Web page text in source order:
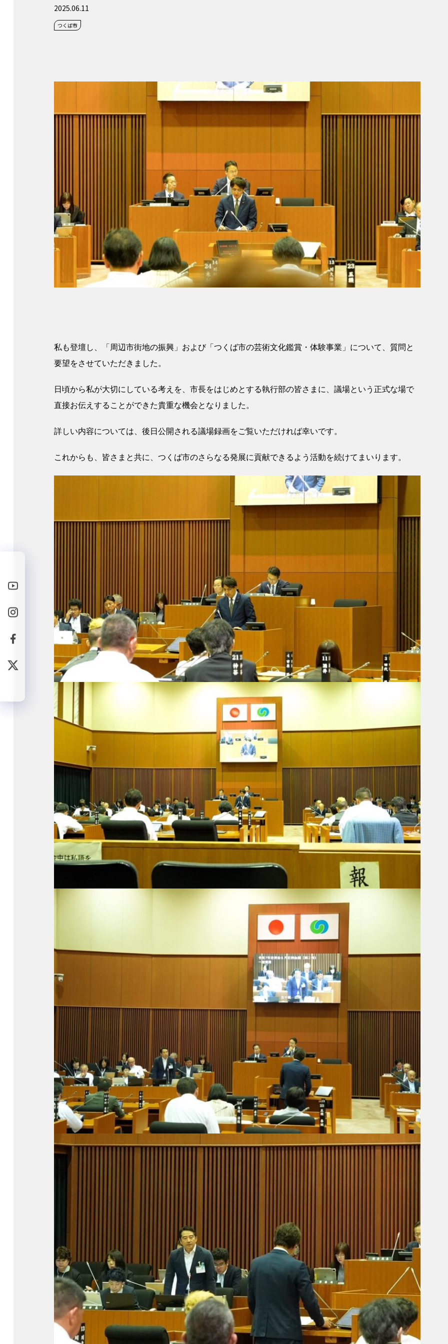
2025.06.11
つくば市
私も登壇し、「周辺市街地の振興」および「つくば市の芸術文化鑑賞・体験事業」について、質問と
要望をさせていただきました。
日頃から私が大切にしている考えを、市長をはじめとする執行部の皆さまに、議場という正式な場で
直接お伝えすることができた貴重な機会となりました。
詳しい内容については、後日公開される議場録画をご覧いただければ幸いです。
これからも、皆さまと共に、つくば市のさらなる発展に貢献できるよう活動を続けてまいります。